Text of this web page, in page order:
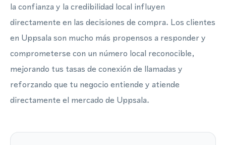
la confianza y la credibilidad local influyen
directamente en las decisiones de compra. Los clientes
en Uppsala son mucho más propensos a responder y
comprometerse con un número local reconocible,
mejorando tus tasas de conexión de llamadas y
reforzando que tu negocio entiende y atiende
directamente el mercado de Uppsala.